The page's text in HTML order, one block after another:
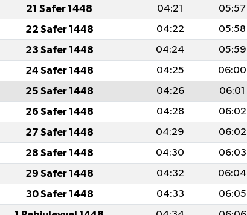
21 Safer 1448 04:21 05:57
22 Safer 1448 04:22 05:58
23 Safer 1448 04:24 05:59
24 Safer 1448 04:25 06:00
25 Safer 1448 04:26 06:01
26 Safer 1448 04:28 06:02
27 Safer 1448 04:29 06:02
28 Safer 1448 04:30 06:03
29 Safer 1448 04:32 06:04
30 Safer 1448 04:33 06:05